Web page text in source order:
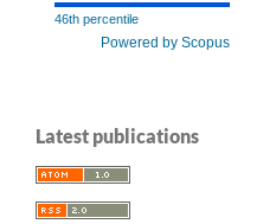
46th percentile
Powered by Scopus
Latest publications